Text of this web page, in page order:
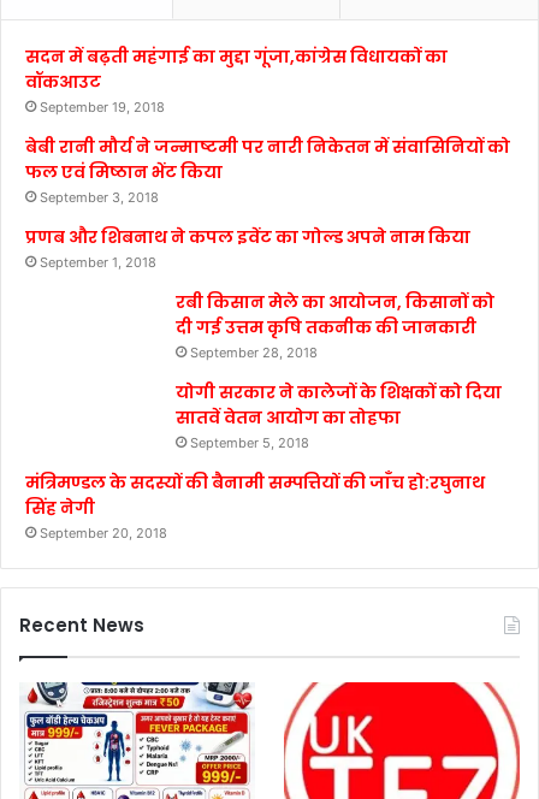
सदन में बढ़ती महंगाई का मुद्दा गूंजा,कांग्रेस विधायकों का
वॉकआउट
September 19, 2018
बेबी रानी मौर्य ने जन्माष्टमी पर नारी निकेतन में संवासिनियों को
फल एवं मिष्ठान भेंट किया
September 3, 2018
प्रणब और शिबनाथ ने कपल इवेंट का गोल्ड अपने नाम किया
September 1, 2018
रबी किसान मेले का आयोजन, किसानों को
दी गई उत्तम कृषि तकनीक की जानकारी
September 28, 2018
योगी सरकार ने कालेजों के शिक्षकों को दिया
सातवें वेतन आयोग का तोहफा
September 5, 2018
मंत्रिमण्डल के सदस्यों की बैनामी सम्पत्तियों की जाँच हो:रघुनाथ
सिंह नेगी
September 20, 2018
Recent News